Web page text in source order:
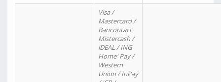
Visa /
Mastercard /
Bancontact
Mistercash /
iDEAL / ING
Home' Pay /
Western
Union / InPay